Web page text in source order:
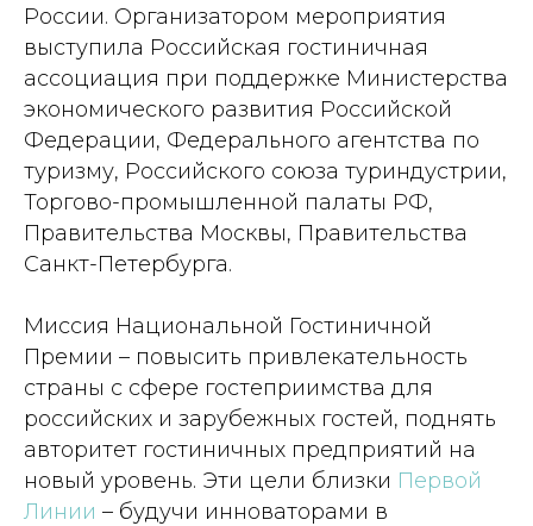
России. Организатором мероприятия
выступила Российская гостиничная
ассоциация при поддержке Министерства
экономического развития Российской
Федерации, Федерального агентства по
туризму, Российского союза туриндустрии,
Торгово-промышленной палаты РФ,
Правительства Москвы, Правительства
Санкт-Петербурга.
Миссия Национальной Гостиничной
Премии – повысить привлекательность
страны с сфере гостеприимства для
российских и зарубежных гостей, поднять
авторитет гостиничных предприятий на
новый уровень. Эти цели близки Первой
Линии – будучи инноваторами в